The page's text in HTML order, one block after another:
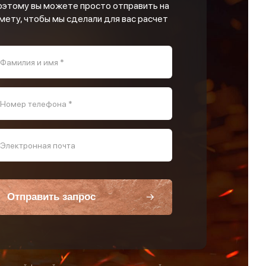
вы можете просто отправить на
чтобы мы сделали для вас расчет
Фамилия и имя *
Номер телефона *
Электронная почта
Отправить запрос